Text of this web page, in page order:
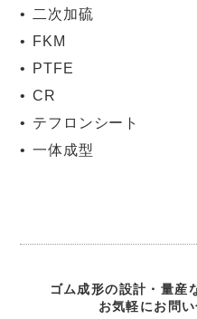
二次加硫
FKM
PTFE
CR
テフロンシート
一体成型
ゴム成形の設計・量産
お気軽にお問